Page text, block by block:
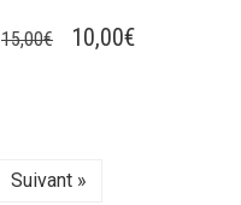
15,00€
LE
15,00€.
10,00€LE
Suivant »